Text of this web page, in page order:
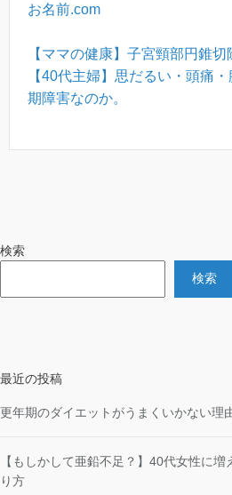
お名前.com
【ママの健康】子宮頸部円錐
【40代主婦】思だるい・頭痛
期障害なのか。
検索
検索
最近の投稿
更年期のダイエットがうまくいかない理
【もしかして亜鉛不足？】40代女性に
り方